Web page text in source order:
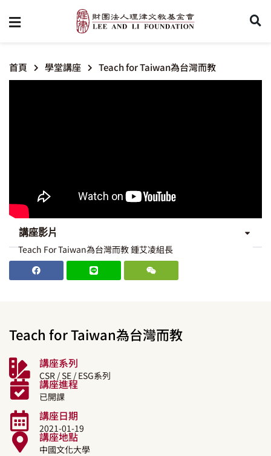
首頁 學堂講座 Teach for Taiwan為台灣而教
講座影片
Teach For Taiwan為台灣而教 鍾艾凌組長
Teach for Taiwan為台灣而教
講座系列
CSR / SE / ESG系列
講座進程
已開課
講座日期
2021-01-19
講座地點
中國文化大學